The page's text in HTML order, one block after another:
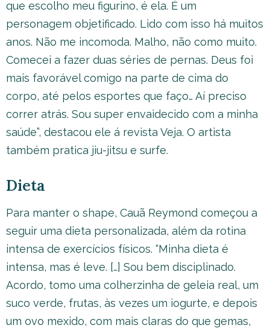
que escolho meu figurino, é ela. É um
personagem objetificado. Lido com isso há muitos
anos. Não me incomoda. Malho, não como muito.
Comecei a fazer duas séries de pernas. Deus foi
mais favorável comigo na parte de cima do
corpo, até pelos esportes que faço… Aí preciso
correr atrás. Sou super envaidecido com a minha
saúde”, destacou ele á revista Veja. O artista
também pratica jiu-jitsu e surfe.
Dieta
Para manter o shape, Cauã Reymond começou a
seguir uma dieta personalizada, além da rotina
intensa de exercícios físicos. “Minha dieta é
intensa, mas é leve. […] Sou bem disciplinado.
Acordo, tomo uma colherzinha de geleia real, um
suco verde, frutas, às vezes um iogurte, e depois
um ovo mexido, com mais claras do que gemas,